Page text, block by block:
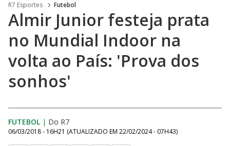
R7 Esportes Futebol
Almir Junior festeja prata
no Mundial Indoor na
volta ao País: 'Prova dos
sonhos'
FUTEBOL | Do R7
06/03/2018 - 16H21 (ATUALIZADO EM 22/02/2024 - 07H43)